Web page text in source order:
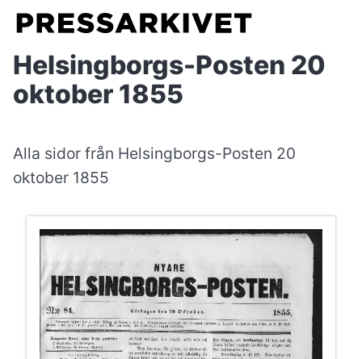
Helsingborgs-Posten 20
oktober 1855
Alla sidor från Helsingborgs-Posten 20
oktober 1855